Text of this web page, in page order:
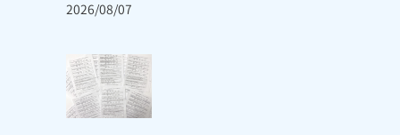
2026/08/07